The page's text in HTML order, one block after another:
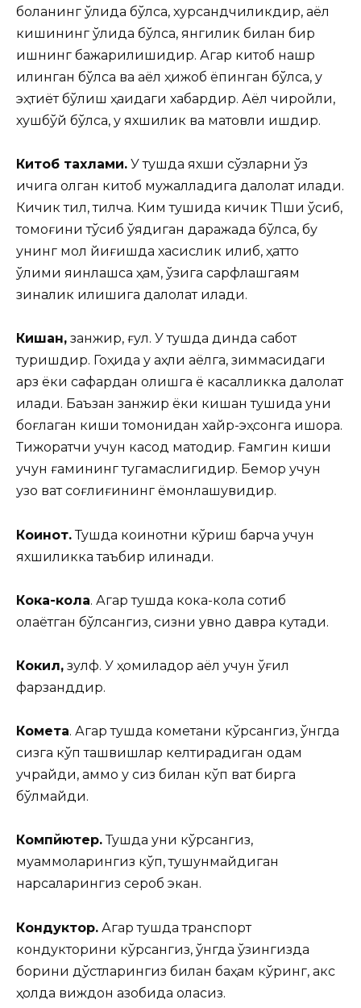
боланинг қўлида бўлса, хурсандчиликдир, аёл
кишининг қўлида бўлса, янгилик билан бир
ишнинг бажарилишидир. Агар китоб нашр
қилинган бўлса ва аёл ҳижоб ёпинган бўлса, у
эҳтиёт бўлиш ҳақидаги хабардир. Аёл чиройли,
хушбўй бўлса, у яхшилик ва мақтовли ишдир.
Китоб тахлами. У тушда яхши сўзларни ўз
ичига олган китоб мужалладига далолат қилади.
Кичик тил, тилча. Ким тушида кичик Т1ши ўсиб,
томоғини тўсиб қўядиган даражада бўлса, бу
унинг мол йиғишда хасислик қилиб, ҳатто
ўлими яқинлашса ҳам, ўзига сарфлашгаям
зиқналик қилишига далолат қилади.
Кишан, занжир, ғул. У тушда динда сабот
туришдир. Гоҳида у аҳли аёлга, зиммасидаги
қарз ёки сафардан қолишга ё касалликка далолат
қилади. Баъзан занжир ёки кишан тушида уни
боғлаган киши томонидан хайр-эҳсонга ишора.
Тижоратчи учун касод матодир. Ғамгин киши
учун ғамининг тугамаслигидир. Бемор учун
узоқ вақт соғлиғининг ёмонлашувидир.
Коинот.Тушда коинотни кўриш барча учун
яхшиликка таъбир қилинади.
Кока-кола. Агар тушда кока-кола сотиб
олаётган бўлсангиз, сизни қувноқ давра кутади.
Кокил, зулф. У ҳомиладор аёл учун ўғил
фарзанддир.
Комета. Агар тушда кометани кўрсангиз, ўнгда
сизга кўп ташвишлар келтирадиган одам
учрайди, аммо у сиз билан кўп вақт бирга
бўлмайди.
Компйютер.Тушда уни кўрсангиз,
муаммоларингиз кўп, тушунмайдиган
нарсаларингиз сероб экан.
Кондуктор. Агар тушда транспорт
кондукторини кўрсангиз, ўнгда ўзингизда
борини дўстларингиз билан баҳам кўринг, акс
ҳолда виждон азобида қоласиз.